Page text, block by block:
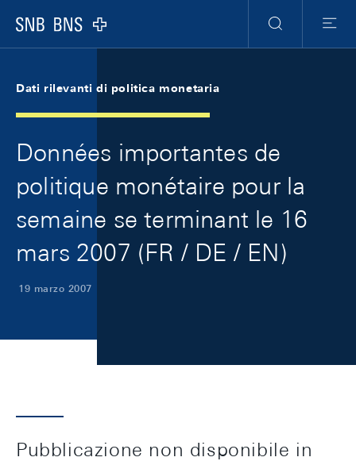
Logo
Ricerca
Menu
Dati rilevanti di politica monetaria
Données importantes de
politique monétaire pour la
semaine se terminant le 16
mars 2007 (FR / DE / EN)
19 marzo 2007
Pubblicazione non disponibile in